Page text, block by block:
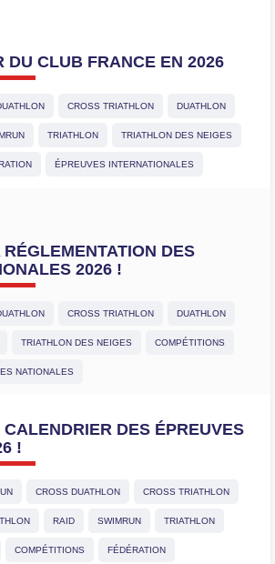
DU CLUB FRANCE EN 2026
CROSS TRIATHLON DUATHLON
TRIATHLON TRIATHLON DES NEIGES
ÉPREUVES INTERNATIONALES
DES
2026 !
CROSS TRIATHLON DUATHLON
TRIATHLON DES NEIGES COMPÉTITIONS
NATIONALES
DES ÉPREUVES
!
CROSS DUATHLON CROSS TRIATHLON
RAID SWIMRUN TRIATHLON
COMPÉTITIONS FÉDÉRATION